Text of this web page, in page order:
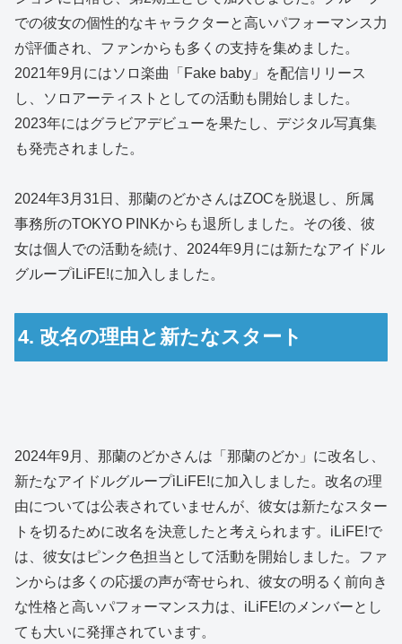
での彼女の個性的なキャラクターと高いパフォーマンス力
が評価され、ファンからも多くの支持を集めました。
2021年9月にはソロ楽曲「Fake baby」を配信リリース
し、ソロアーティストとしての活動も開始しました。
2023年にはグラビアデビューを果たし、デジタル写真集
も発売されました。
2024年3月31日、那蘭のどかさんはZOCを脱退し、所属
事務所のTOKYO PINKからも退所しました。その後、彼
女は個人での活動を続け、2024年9月には新たなアイドル
グループiLiFE!に加入しました。
4. 改名の理由と新たなスタート
2024年9月、那蘭のどかさんは「那蘭のどか」に改名し、
新たなアイドルグループiLiFE!に加入しました。改名の理
由については公表されていませんが、彼女は新たなスター
トを切るために改名を決意したと考えられます。iLiFE!で
は、彼女はピンク色担当として活動を開始しました。ファ
ンからは多くの応援の声が寄せられ、彼女の明るく前向き
な性格と高いパフォーマンス力は、iLiFE!のメンバーとし
ても大いに発揮されています。